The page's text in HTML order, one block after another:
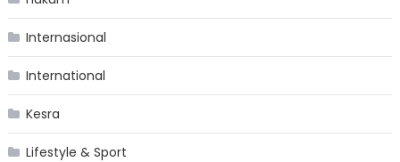
Internasional
International
Kesra
Lifestyle & Sport